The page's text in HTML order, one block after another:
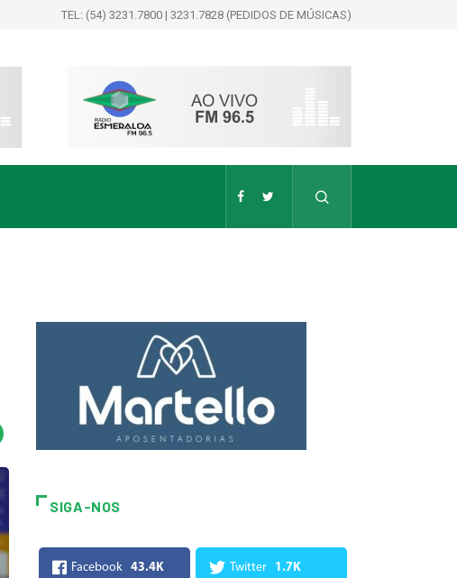
TEL: (54) 3231.7800 | 3231.7828 (PEDIDOS DE MÚSICAS)
SIGA-NOS
Facebook 43.4K Twitter 1.7K